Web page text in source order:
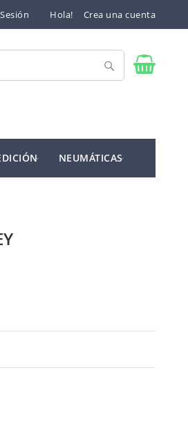
Hola! Crea una cuenta
Buscar
NEUMÁTICAS